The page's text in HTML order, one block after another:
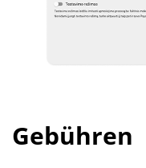
Gebühren